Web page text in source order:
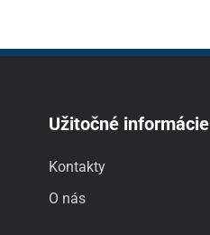
Užitočné informácie
Kontakty
O nás